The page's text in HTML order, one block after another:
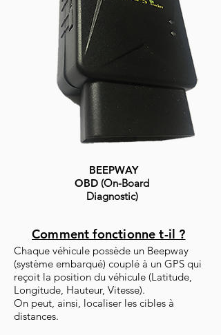
BEEPWAY
OBD (On-Board
Diagnostic)
Comment fonctionne t-il ?
Chaque véhicule possède un Beepway
(système embarqué) couplé à un GPS qui
reçoit la position du véhicule (Latitude,
Longitude, Hauteur, Vitesse).
On peut, ainsi, localiser les cibles à
distances.